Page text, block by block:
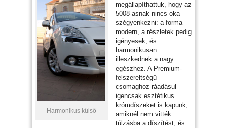
Harmonikus külső
megállapíthattuk, hogy az
5008-asnak nincs oka
szégyenkezni: a forma
modern, a részletek pedig
igényesek, és
harmonikusan
illeszkednek a nagy
egészhez. A Premium-
felszereltségű
csomaghoz ráadásul
igencsak esztétikus
krómdíszeket is kapunk,
amiknél nem vitték
túlzásba a díszítést, és